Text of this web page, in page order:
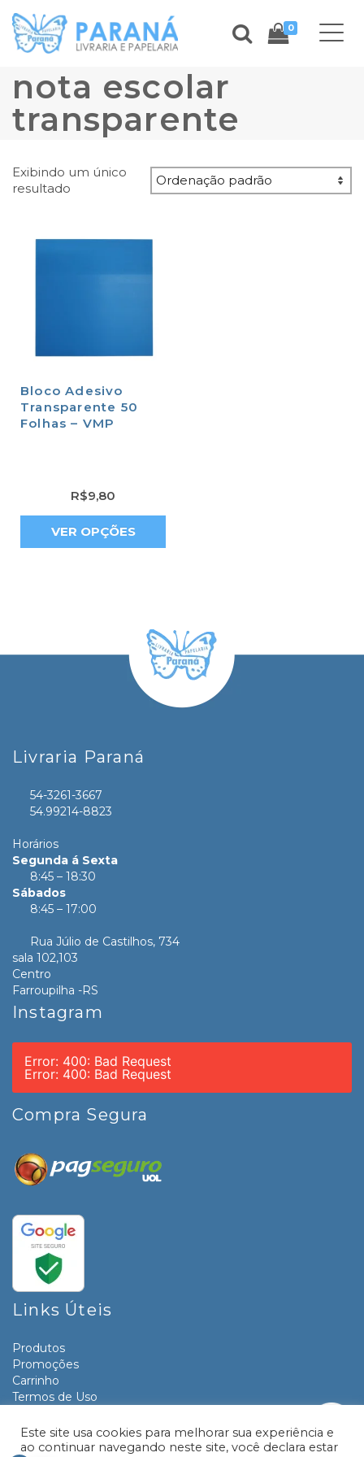
0
nota escolar
transparente
Exibindo um único
resultado
Bloco Adesivo
Transparente 50
Folhas – VMP
R$9,80
VER OPÇÕES
Livraria Paraná
54-3261-3667
54.99214-8823
Horários
Segunda á Sexta
8:45 – 18:30
Sábados
8:45 – 17:00
Rua Júlio de Castilhos, 734
sala 102,103
Centro
Farroupilha -RS
Instagram
Error: 400: Bad Request
Error: 400: Bad Request
Compra Segura
Links Úteis
Produtos
Promoções
Carrinho
Termos de Uso
Contato
Este site usa cookies para melhorar sua experiência e
ao continuar navegando neste site, você declara estar